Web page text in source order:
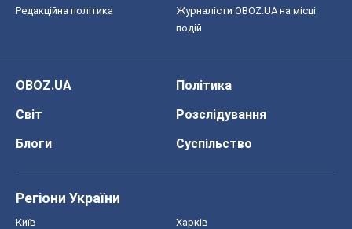
Редакційна політика
Журналісти OBOZ.UA на місці
подій
OBOZ.UA
Політика
Світ
Розслідування
Блоги
Суспільство
Регіони України
Київ Харків